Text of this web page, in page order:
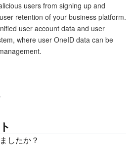
Network
Tools
Engine
Distributed Cloud Center
ース
users from signing up and
retention of your business platform.
user account data and user
where user OneID data can be
したか？